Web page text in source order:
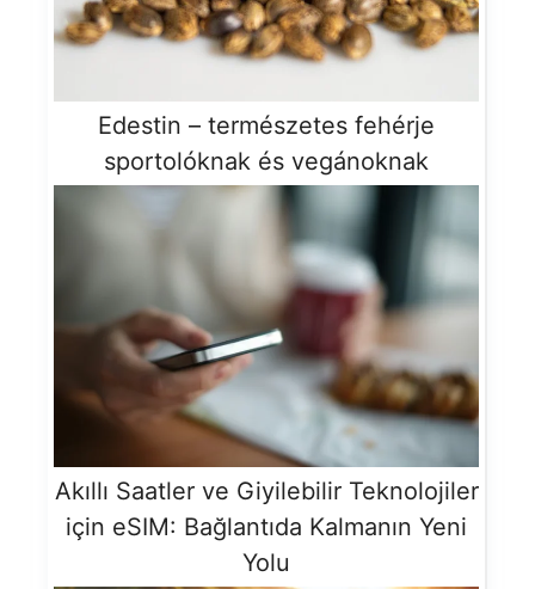
Edestin – természetes fehérje
sportolóknak és vegánoknak
Akıllı Saatler ve Giyilebilir Teknolojiler
için eSIM: Bağlantıda Kalmanın Yeni
Yolu